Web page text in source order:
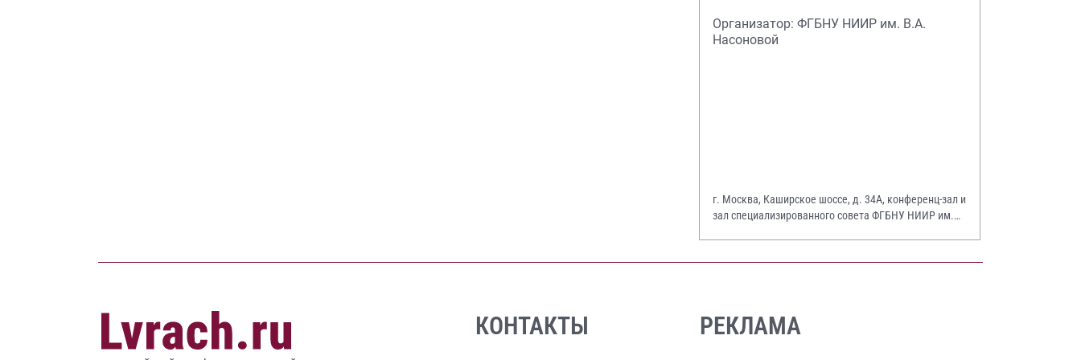
Организатор: ФГБНУ НИИР им. В.А.
Насоновой
г. Москва, Каширское шоссе, д. 34А, конференц-зал и
зал специализированного совета ФГБНУ НИИР им.
КОНТАКТЫ РЕКЛАМА